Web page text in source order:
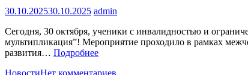
30.10.202530.10.2025 admin
Сегодня, 30 октября, ученики с инвалидностью и
мультипликация”! Мероприятие проходило в рамках
развития… Подробнее
НовостиНет комментариев